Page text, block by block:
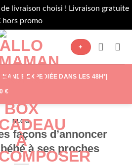
livraison choisi ! Livraison gratuite
hors promo
+
EXPÉDIÉE DANS LES 48H*|
€
BLOG
façons d’annoncer
à ses proches